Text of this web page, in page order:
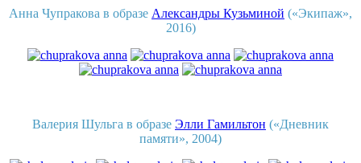
Анна Чупракова в образе Александры Кузьминой («Экипаж»,
2016)
Валерия Шульга в образе Элли Гамильтон («Дневник
памяти», 2004)